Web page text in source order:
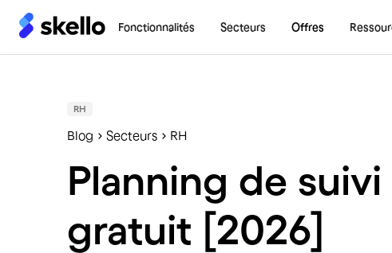
Fonctionnalités Secteurs Offres
RH
Blog Secteurs RH
Planning de
gratuit [2026]